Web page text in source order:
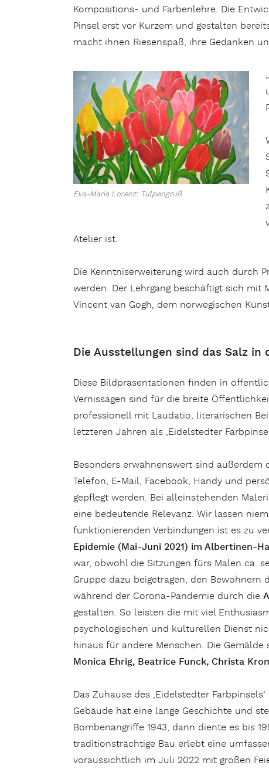
Kompositions- und Farbenlehre. Die
Pinsel erst vor Kurzem und gestalten
macht ihnen Riesenspaß, ihre Gedanken
Eva-Maria Lorenz: Tulpengruß
Atelier ist.
Die Kenntniserweiterung wird auch durch
werden. Der Lehrgang beschäftigt sich
Vincent van Gogh, dem norwegischen
Die Ausstellungen sind das Salz in
Diese Bildpräsentationen finden in
Vernissagen sind für die breite
professionell mit Laudatio, literarischen
letzteren Jahren als ‚Eidelstedter
Besonders erwähnenswert sind
Telefon, E-Mail, Facebook, Handy und
gepflegt werden. Bei alleinstehenden
eine bedeutende Relevanz. Wir lassen
funktionierenden Verbindungen ist es zu
Epidemie (Mai-Juni 2021) im Albertinen-
war, obwohl die Sitzungen fürs Malen ca.
Gruppe dazu beigetragen, den
während der Corona-Pandemie durch die
gestalten. So leisten die mit viel
psychologischen und kulturellen Dienst
hinaus für andere Menschen. Die Gemälde
Monica Ehrig, Beatrice Funck, Christa
Das Zuhause des ‚Eidelstedter
Gebäude hat eine lange Geschichte und
Bombenangriffe 1943, dann diente es bis
traditionsträchtige Bau erlebt eine
voraussichtlich im Juli 2022 mit großen